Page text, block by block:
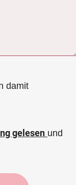
damit
gelesen und